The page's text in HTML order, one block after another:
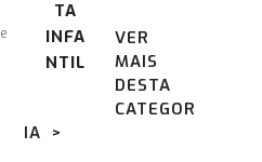
TA
INFA
NTIL
VER
MAIS
DESTA
CATEGOR
IA >